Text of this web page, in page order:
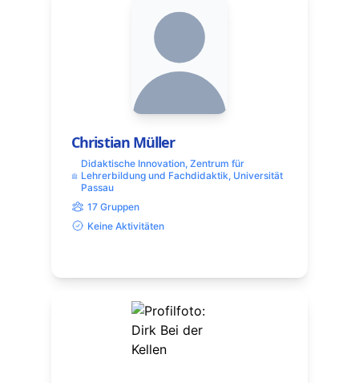
Christian Müller
Didaktische Innovation, Zentrum für
Lehrerbildung und Fachdidaktik, Universität
Passau
17 Gruppen
Keine Aktivitäten